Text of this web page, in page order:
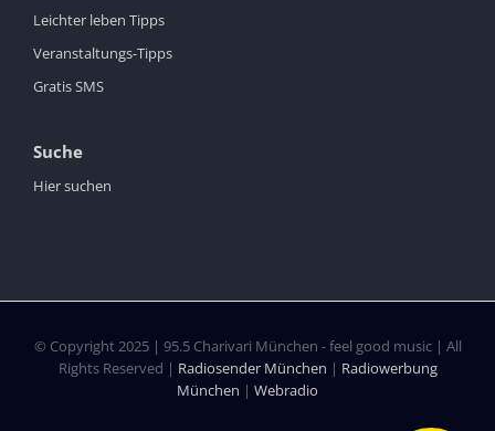
Leichter leben Tipps
Veranstaltungs-Tipps
Gratis SMS
Suche
Hier suchen
© Copyright 2025 | 95.5 Charivari München - feel good music | All
Rights Reserved | Radiosender München | Radiowerbung
München | Webradio